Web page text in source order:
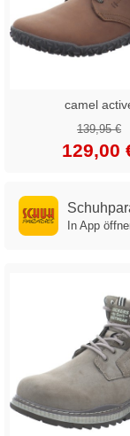
camel
139,95 €
129,00
In App